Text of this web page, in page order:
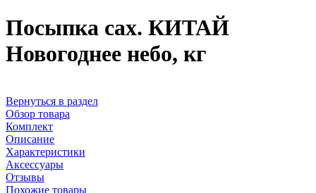
Посыпка сах. КИТАЙ
Новогоднее небо, кг
Вернуться в раздел
Обзор товара
Комплект
Описание
Характеристики
Аксессуары
Отзывы
Похожие товары